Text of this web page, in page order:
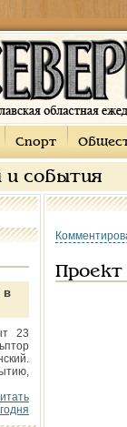
Спорт
и события
в
23
Проект